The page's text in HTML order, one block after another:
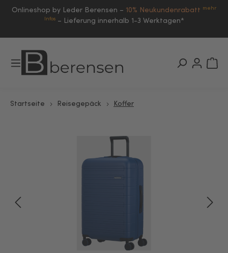
Onlineshop by Leder Berensen – 10% Neukundenrabatt mehr
Infos – Lieferung innerhalb 1-3 Werktagen*
Startseite Reisegepäck Koffer